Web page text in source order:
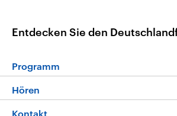
Entdecken Sie den
Programm
Programm
Hören
Livestream
Kontakt